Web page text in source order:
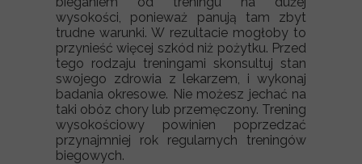
wysokości, ponieważ panują tam zbyt
trudne warunki. W rezultacie mogłoby to
przynieść więcej szkód niż pożytku. Przed
tego rodzaju treningami skonsultuj stan
swojego zdrowia z lekarzem, i wykonaj
badania okresowe. Nie możesz jechać na
taki obóz chory lub przemęczony. Trening
wysokościowy powinien poprzedzać
przynajmniej rok regularnych treningów
biegowych.